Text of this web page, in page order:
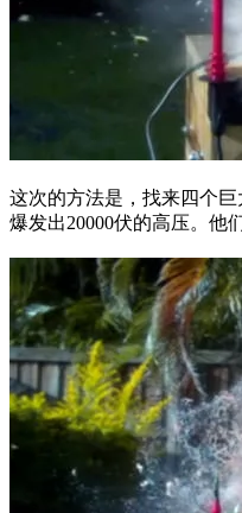
这次的方法是，找来四个
爆发出20000伏的高压。他